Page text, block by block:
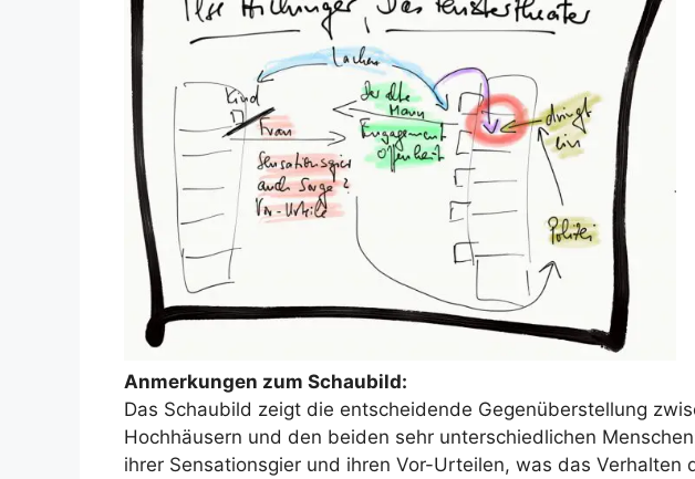
Anmerkungen zum Schaubild:
Das Schaubild zeigt die entscheidende Gegenüberstellung
Hochhäusern und den beiden sehr unterschiedlichen
ihrer Sensationsgier und ihren Vor-Urteilen, was das Verhalten